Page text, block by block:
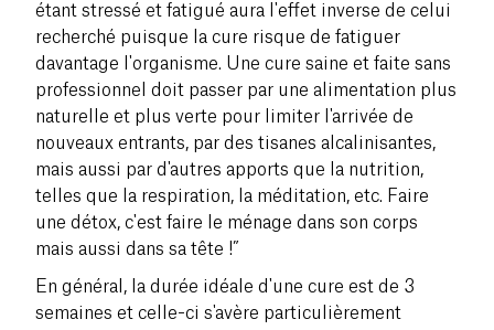
étant stressé et fatigué aura l'effet inverse de celui
recherché puisque la cure risque de fatiguer
davantage l'organisme. Une cure saine et faite sans
professionnel doit passer par une alimentation plus
naturelle et plus verte pour limiter l'arrivée de
nouveaux entrants, par des tisanes alcalinisantes,
mais aussi par d'autres apports que la nutrition,
telles que la respiration, la méditation, etc. Faire
une détox, c'est faire le ménage dans son corps
mais aussi dans sa tête !”
En général, la durée idéale d'une cure est de 3
semaines et celle-ci s'avère particulièrement